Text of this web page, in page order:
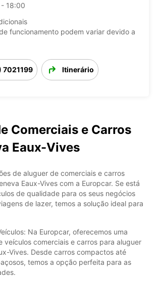
18:00
funcionamento podem variar devido a
7021199 Itinerário
Comerciais e Carros
Eaux-Vives
de aluguer de comerciais e carros
Eaux-Vives com a Europcar. Se está
de qualidade para os seus negócios
de lazer, temos a solução ideal para
Na Europcar, oferecemos uma
veículos comerciais e carros para aluguer
Vives. Desde carros compactos até
temos a opção perfeita para as